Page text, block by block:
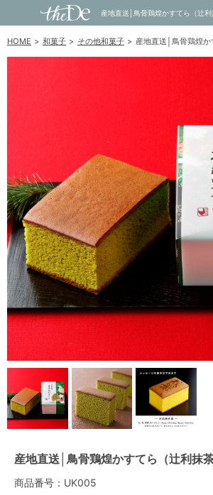
HOME 和菓子 その他和菓子 産地直送│鳥骨鶏煌か
産地直送│鳥骨鶏煌かすてら（辻利抹茶
商品番号：UK005